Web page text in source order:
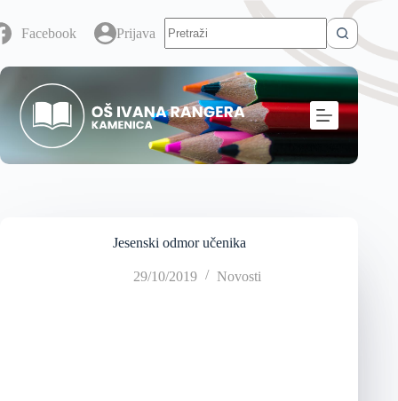
Facebook Prijava
Jesenski odmor učenika
29/10/2019 Novosti